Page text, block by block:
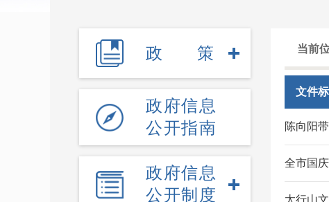
政策
政府信息
公开指南
政府信息
公开制度
当前
文件
陈向阳
全市国
太行山